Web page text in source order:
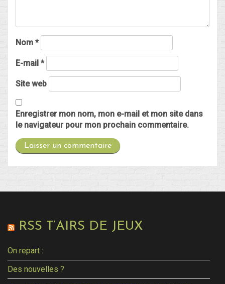
Nom *
E-mail *
Site web
Enregistrer mon nom, mon e-mail et mon site dans
le navigateur pour mon prochain commentaire.
RSS T’AIRS DE JEUX
On repart :
Des nouvelles ?